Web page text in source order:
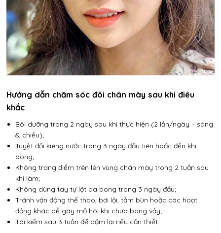
Hướng dẫn chăm sóc đôi chân mày sau khi điêu
khắc
Bôi dưỡng trong 2 ngày sau khi thực hiện (2 lần/ngày – sáng
& chiều);
Tuyệt đối kiêng nước trong 3 ngày đầu tiên hoặc đến khi
bong;
Không trang điểm trên lên vùng chân mày trong 2 tuần sau
khi làm;
Không dùng tay tự lột da bong trong 3 ngày đầu;
Tránh vận động thể thao, bơi lội, tắm bùn hoặc các hoạt
động khác dễ gây mồ hôi khi chưa bong vảy;
Tái kiểm sau 3 tuần để dặm lại nếu cần thiết.